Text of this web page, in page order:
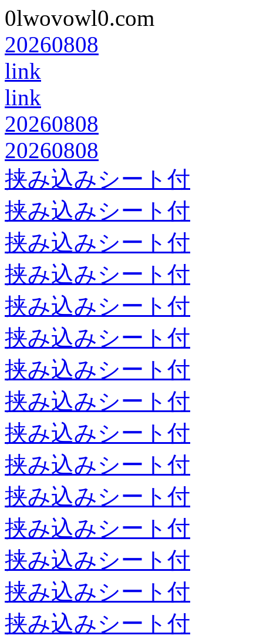
0lwovowl0.com
20260808
link
link
20260808
20260808
挟み込みシート付
挟み込みシート付
挟み込みシート付
挟み込みシート付
挟み込みシート付
挟み込みシート付
挟み込みシート付
挟み込みシート付
挟み込みシート付
挟み込みシート付
挟み込みシート付
挟み込みシート付
挟み込みシート付
挟み込みシート付
挟み込みシート付